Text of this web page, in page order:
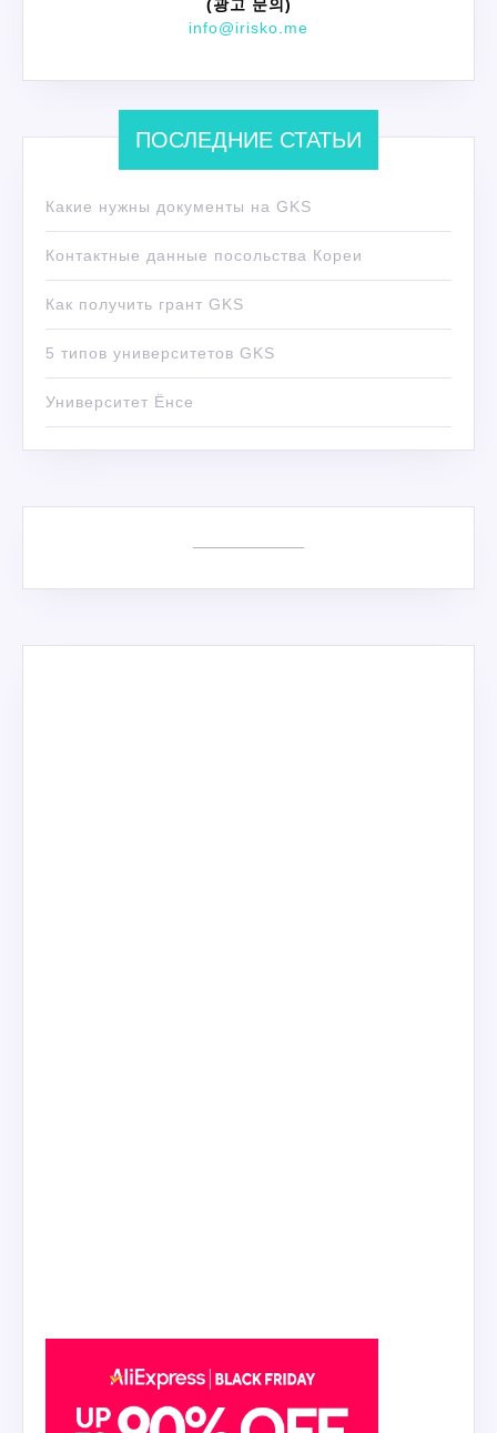
(광고 문의)
info@irisko.me
ПОСЛЕДНИЕ СТАТЬИ
Какие нужны документы на GKS
Контактные данные посольства Кореи
Как получить грант GKS
5 типов университетов GKS
Университет Ёнсе